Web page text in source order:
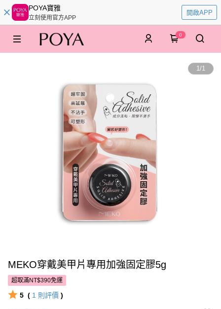
POYA寶雅
立刻使用官方APP
開啟APP
0
1/1
MEKO穿戴美甲片專用加強固定膠5g
超取滿NT$390免運
5 ( 1 則評價 )